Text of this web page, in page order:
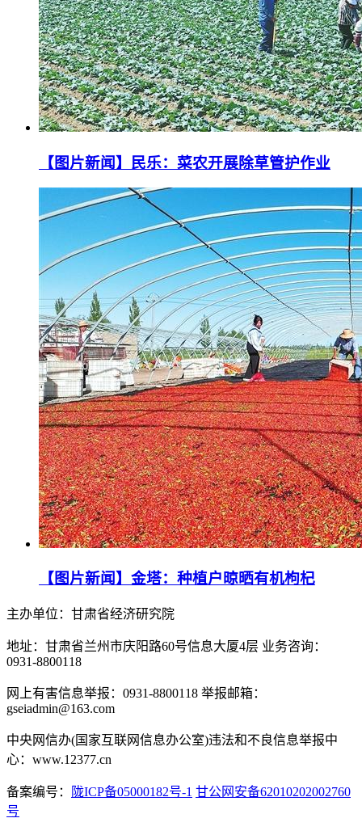
【图片新闻】民乐：菜农开展除草管护作业
【图片新闻】金塔：种植户晾晒有机枸杞
主办单位：甘肃省经济研究院
地址：甘肃省兰州市庆阳路60号信息大厦4层 业务咨询：
0931-8800118
网上有害信息举报：0931-8800118 举报邮箱：
gseiadmin@163.com
中央网信办(国家互联网信息办公室)违法和不良信息举报中
心：www.12377.cn
备案编号： 陇ICP备05000182号-1 甘公网安备62010202002760
号